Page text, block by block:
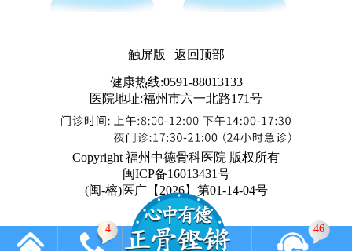
触屏版 | 返回顶部
健康热线:0591-88013133
医院地址:福州市六一北路171号
Copyright 福州中德骨科医院 版权所有
闽ICP备16013431号
(闽-榕)医广【2026】第01-14-04号
4 46